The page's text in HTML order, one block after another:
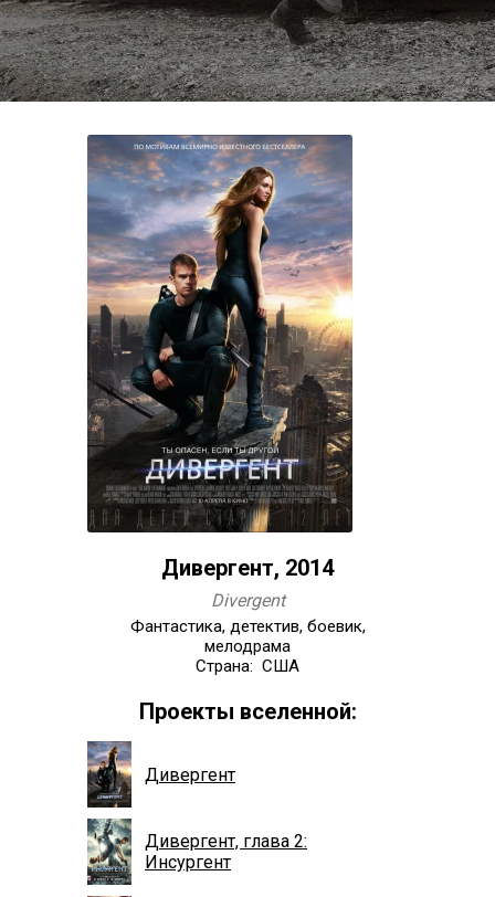
Дивергент, 2014
Divergent
Фантастика, детектив, боевик,
мелодрама
Страна: США
Проекты вселенной:
Дивергент
Дивергент, глава 2:
Инсургент